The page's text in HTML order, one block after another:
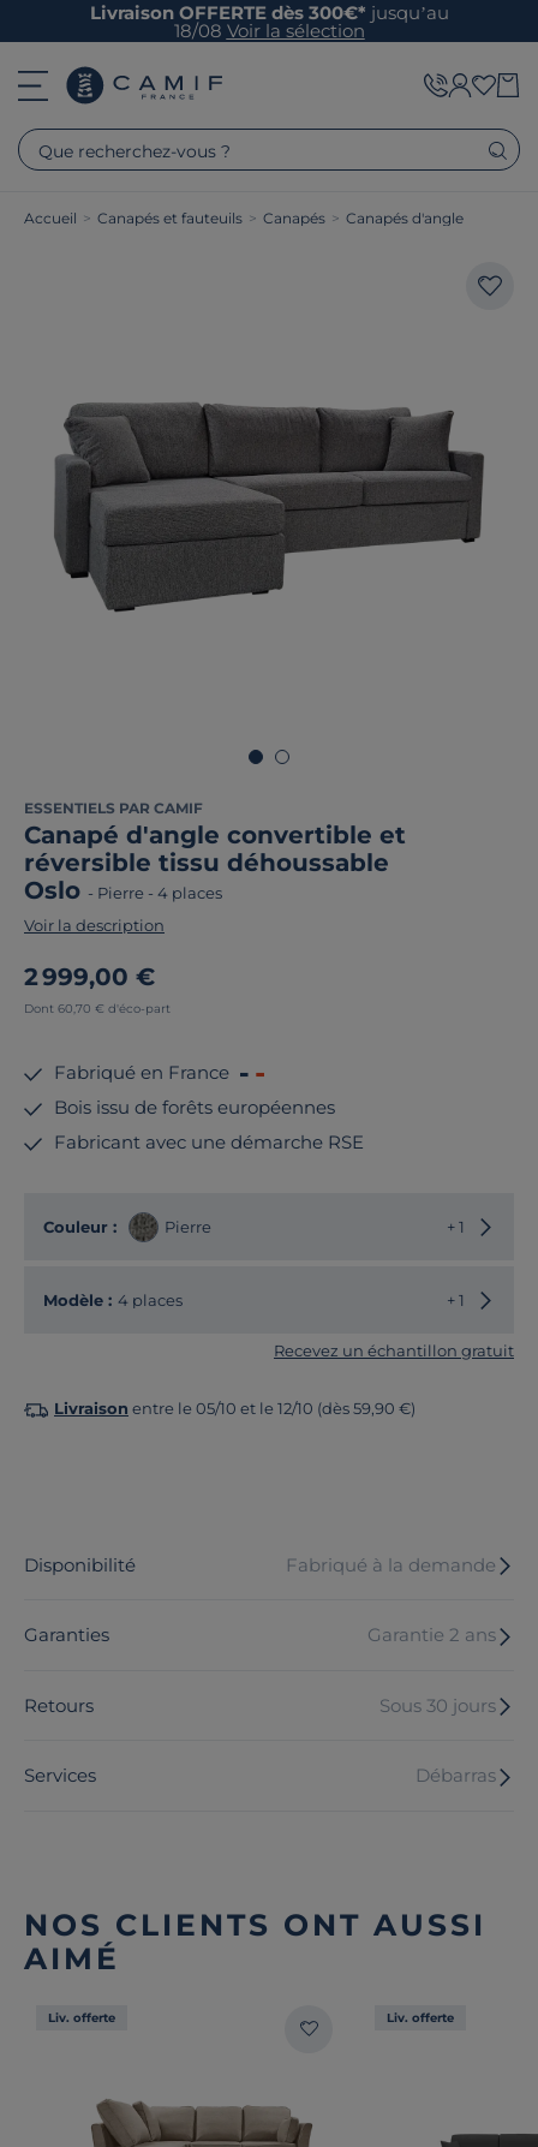
Livraison OFFERTE dès 300€* jusqu’au
18/08 Voir la sélection
Que recherchez-vous ?
Accueil > Canapés et fauteuils > Canapés > Canapés d'angle
ESSENTIELS PAR CAMIF
Canapé d'angle convertible et
réversible tissu déhoussable
Oslo - Pierre - 4 places
Voir la description
2 999,00 €
Dont 60,70 € d'éco-part
Fabriqué en France
Bois issu de forêts européennes
Fabricant avec une démarche RSE
Couleur : Pierre + 1
Modèle : 4 places + 1
Recevez un échantillon gratuit
Livraison entre le 05/10 et le 12/10 (dès 59,90 €)
Disponibilité Fabriqué à la demande
Garanties Garantie 2 ans
Retours Sous 30 jours
Services Débarras
NOS CLIENTS ONT AUSSI
AIMÉ
Liv. offerte Liv. offerte